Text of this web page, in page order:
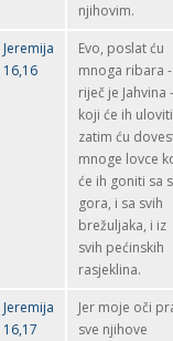
njihovim.
Jeremija
16,16
Evo, poslat ću
mnoga ribara -
riječ je Jahvina
koji će ih
zatim ću
mnoge lovce
će ih goniti sa
gora, i sa svih
brežuljaka, i iz
svih pećinskih
rasjeklina.
Jeremija
16,17
Jer moje oči
sve njihove